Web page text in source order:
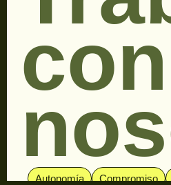
con
Autonomía Compromiso